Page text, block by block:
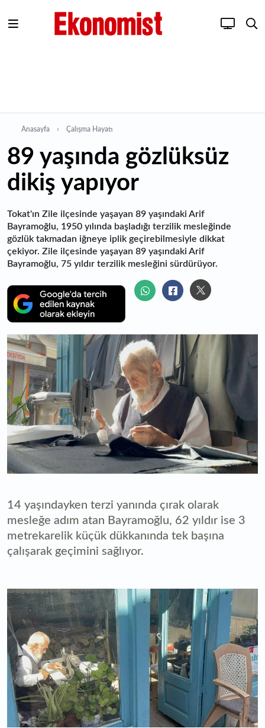
Anasayfa Çalışma Hayatı
89 yaşında gözlüksüz
dikiş yapıyor
Tokat'ın Zile ilçesinde yaşayan 89 yaşındaki Arif
Bayramoğlu, 1950 yılında başladığı terzilik mesleğinde
gözlük takmadan iğneye iplik geçirebilmesiyle dikkat
çekiyor. Zile ilçesinde yaşayan 89 yaşındaki Arif
Bayramoğlu, 75 yıldır terzilik mesleğini sürdürüyor.
14 yaşındayken terzi yanında çırak olarak
mesleğe adım atan Bayramoğlu, 62 yıldır ise 3
metrekarelik küçük dükkanında tek başına
çalışarak geçimini sağlıyor.